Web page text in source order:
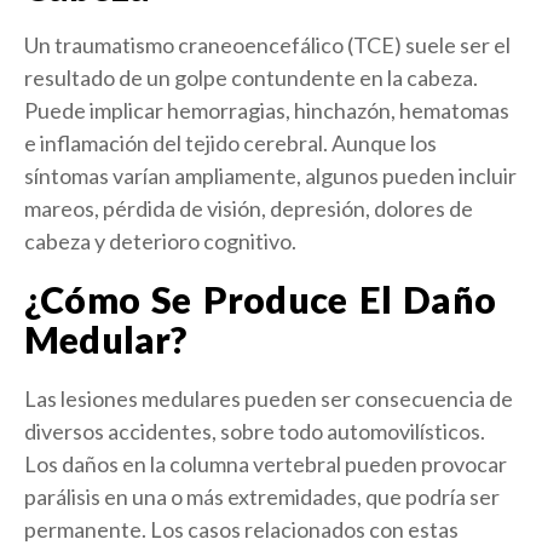
Un traumatismo craneoencefálico (TCE) suele ser el
resultado de un golpe contundente en la cabeza.
Puede implicar hemorragias, hinchazón, hematomas
e inflamación del tejido cerebral. Aunque los
síntomas varían ampliamente, algunos pueden incluir
mareos, pérdida de visión, depresión, dolores de
cabeza y deterioro cognitivo.
¿Cómo Se Produce El Daño
Medular?
Las lesiones medulares pueden ser consecuencia de
diversos accidentes, sobre todo automovilísticos.
Los daños en la columna vertebral pueden provocar
parálisis en una o más extremidades, que podría ser
permanente. Los casos relacionados con estas